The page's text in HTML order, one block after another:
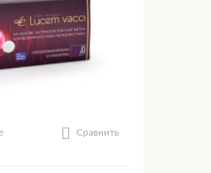
Сравнить